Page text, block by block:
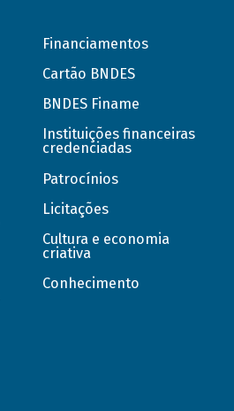
Financiamentos
Cartão BNDES
BNDES Finame
Instituições financeiras
credenciadas
Patrocínios
Licitações
Cultura e economia
criativa
Conhecimento